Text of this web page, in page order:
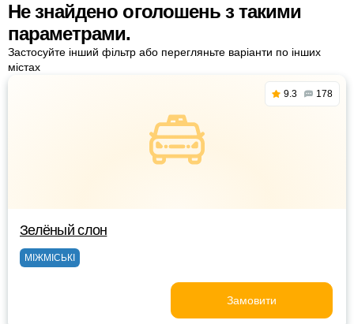
Не знайдено оголошень з такими
параметрами.
Застосуйте інший фільтр або перегляньте варіанти по інших
містах
9.3 178
Зелёный слон
МІЖМІСЬКІ
Замовити